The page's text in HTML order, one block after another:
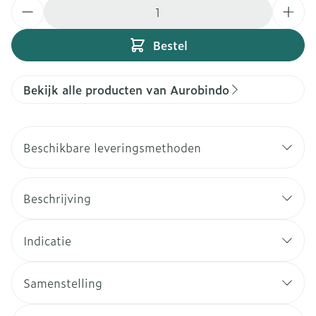
Bestel
Bekijk alle producten van Aurobindo
Beschikbare leveringsmethoden
Beschrijving
Indicatie
Samenstelling